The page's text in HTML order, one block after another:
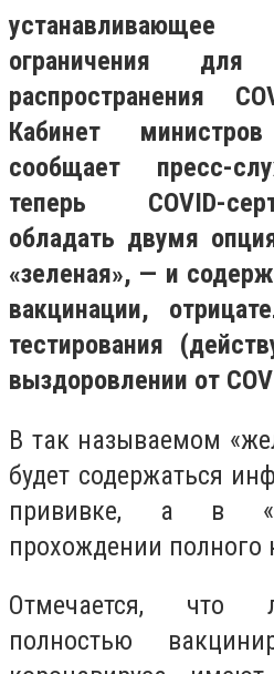
ограничения для
распространения
Кабинет
сообщает пресс-
теперь COVID-
обладать двумя
«зеленая», — и
вакцинации,
тестирования
выздоровлении от
В так называемом
будет содержаться
прививке, а в
прохождении полного
Отмечается, что
полностью